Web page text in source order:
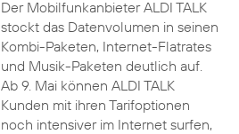
Der Mobilfunkanbieter ALDI TALK
stockt das Datenvolumen in seinen
Kombi-Paketen, Internet-Flatrates
und Musik-Paketen deutlich auf.
Ab 9. Mai können ALDI TALK
Kunden mit ihren Tarifoptionen
noch intensiver im Internet surfen,